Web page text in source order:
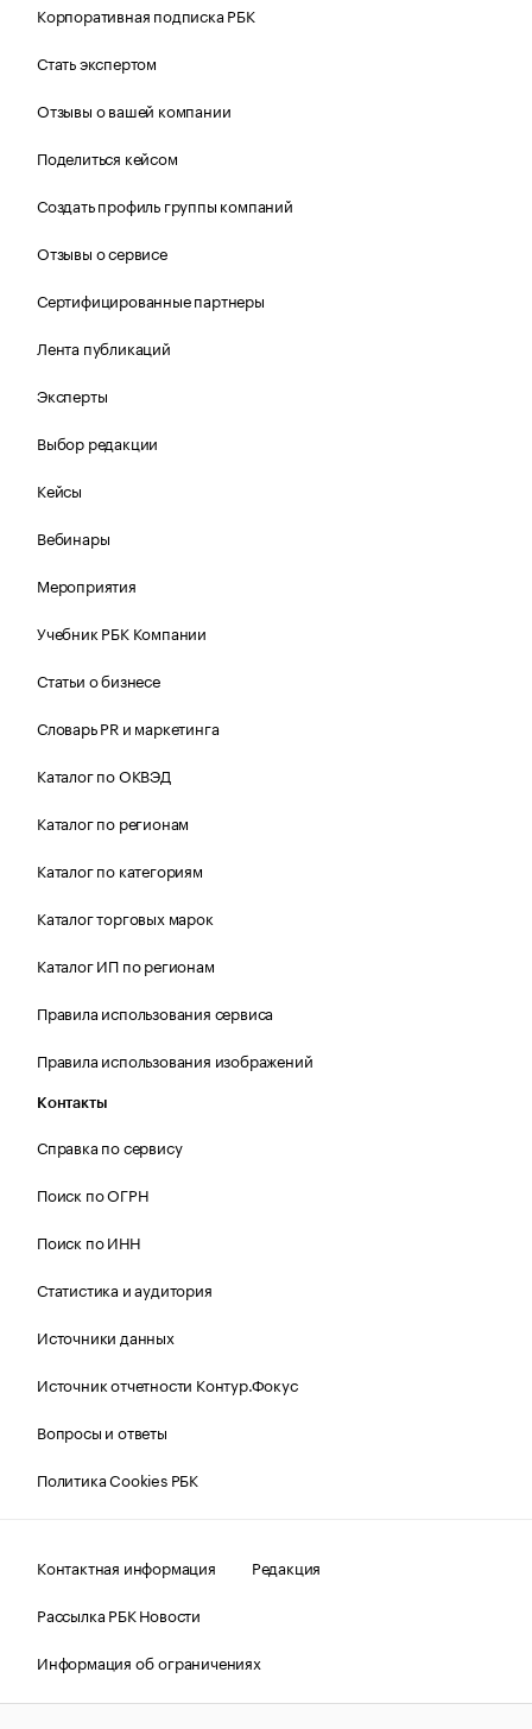
Корпоративная подписка РБК
Стать экспертом
Отзывы о вашей компании
Поделиться кейсом
Создать профиль группы компаний
Отзывы о сервисе
Сертифицированные партнеры
Лента публикаций
Эксперты
Выбор редакции
Кейсы
Вебинары
Мероприятия
Учебник РБК Компании
Статьи о бизнесе
Словарь PR и маркетинга
Каталог по ОКВЭД
Каталог по регионам
Каталог по категориям
Каталог торговых марок
Каталог ИП по регионам
Правила использования сервиса
Правила использования изображений
Контакты
Справка по сервису
Поиск по ОГРН
Поиск по ИНН
Статистика и аудитория
Источники данных
Источник отчетности Контур.Фокус
Вопросы и ответы
Политика Cookies РБК
Контактная информация
Редакция
Рассылка РБК Новости
Информация об ограничениях
Правовая информация
О соблюдении авторских прав